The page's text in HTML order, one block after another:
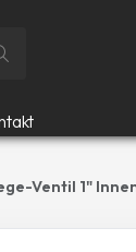
Ventil 1"